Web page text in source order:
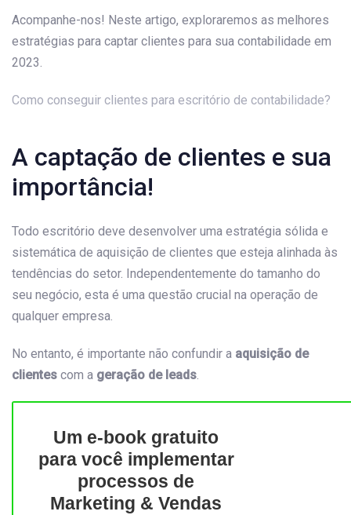
Acompanhe-nos! Neste artigo, exploraremos as melhores
estratégias para captar clientes para sua contabilidade em
2023.
Como conseguir clientes para escritório de contabilidade?
A captação de clientes e sua
importância!
Todo escritório deve desenvolver uma estratégia sólida e
sistemática de aquisição de clientes que esteja alinhada às
tendências do setor. Independentemente do tamanho do
seu negócio, esta é uma questão crucial na operação de
qualquer empresa.
No entanto, é importante não confundir a aquisição de
clientes com a geração de leads
Um e-book gratuito
para você implementar
processos de
Marketing & Vendas